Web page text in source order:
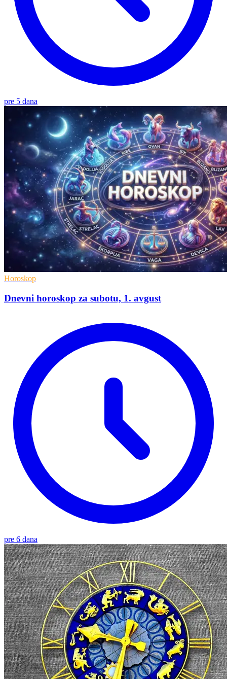
pre 5 dana
Horoskop
Dnevni horoskop za subotu, 1. avgust
pre 6 dana